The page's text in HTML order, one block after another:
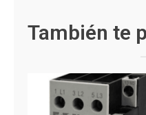
También te